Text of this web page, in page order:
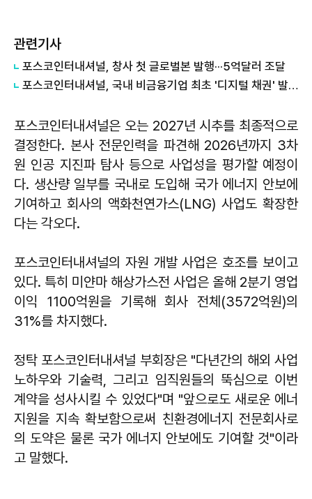
관련기사
포스코인터내셔널, 창사 첫 글로벌본 발행···5억달러 조달
포스코인터내셔널, 국내 비금융기업 최초 '디지털 채권' 발행
포스코인터내셔널은 오는 2027년 시추를 최종적으로
결정한다. 본사 전문인력을 파견해 2026년까지 3차
원 인공 지진파 탐사 등으로 사업성을 평가할 예정이
다. 생산량 일부를 국내로 도입해 국가 에너지 안보에
기여하고 회사의 액화천연가스(LNG) 사업도 확장한
다는 각오다.
포스코인터내셔널의 자원 개발 사업은 호조를 보이고
있다. 특히 미얀마 해상가스전 사업은 올해 2분기 영업
이익 1100억원을 기록해 회사 전체(3572억원)의
31%를 차지했다.
정탁 포스코인터내셔널 부회장은 "다년간의 해외 사업
노하우와 기술력, 그리고 임직원들의 뚝심으로 이번
계약을 성사시킬 수 있었다"며 "앞으로도 새로운 에너
지원을 지속 확보함으로써 친환경에너지 전문회사로
의 도약은 물론 국가 에너지 안보에도 기여할 것"이라
고 말했다.